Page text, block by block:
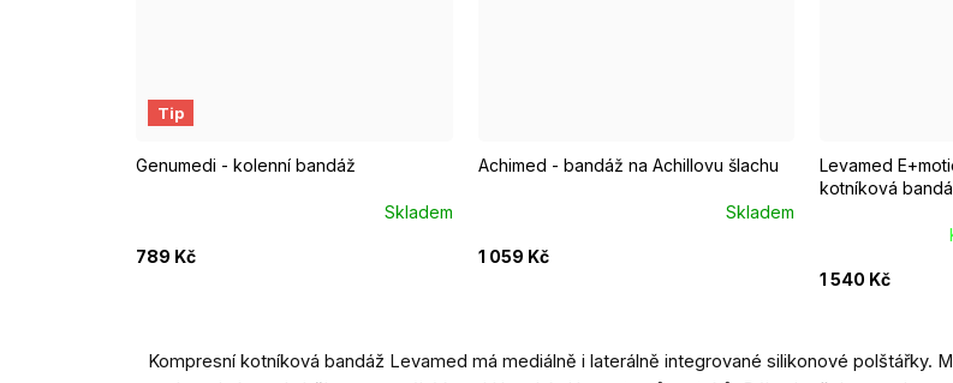
Tip
Genumedi - kolenní bandáž
Skladem
789 Kč
1
Achimed - bandáž na Achillovu šlachu
Skladem
1 059 Kč
Levamed
kotníková
1 540 Kč
Kompresní kotníková bandáž Levamed má mediálně i laterálně integrované silikonové polštářky.